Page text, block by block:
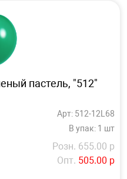
пастель, "512"
Арт: 512-12L68
В упак: 1 шт
Розн. 655.00 р
Опт. 505.00 р